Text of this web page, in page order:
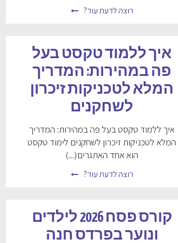
רוצה לדעת עוד?
איך ללמוד טקסט בעל
פה במהירות: המדריך
המלא לטכניקות זיכרון
לשחקנים
איך ללמוד טקסט בעל פה במהירות: המדריך
המלא לטכניקות זיכרון לשחקנים לימוד טקסט
הוא אחד האתגרים(...)
רוצה לדעת עוד?
קורס פסח 2026 לילדים
ונוער בפרדס חנה